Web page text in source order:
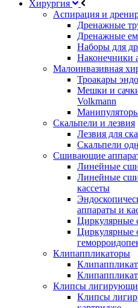
Хирургия
Аспирация и
Дренажные
Дренажные
Наборы для
Наконечники
Малоинвазивная
Троакары
Мешки и
Volkmann
Скальпели и лезвия
Лезвия для
Скальпели
Сшивающие
Линейные
Линейные
кассеты
аппараты и
Циркулярные
Циркулярные
Клипаппликаторы
Клипсы
Клипсы